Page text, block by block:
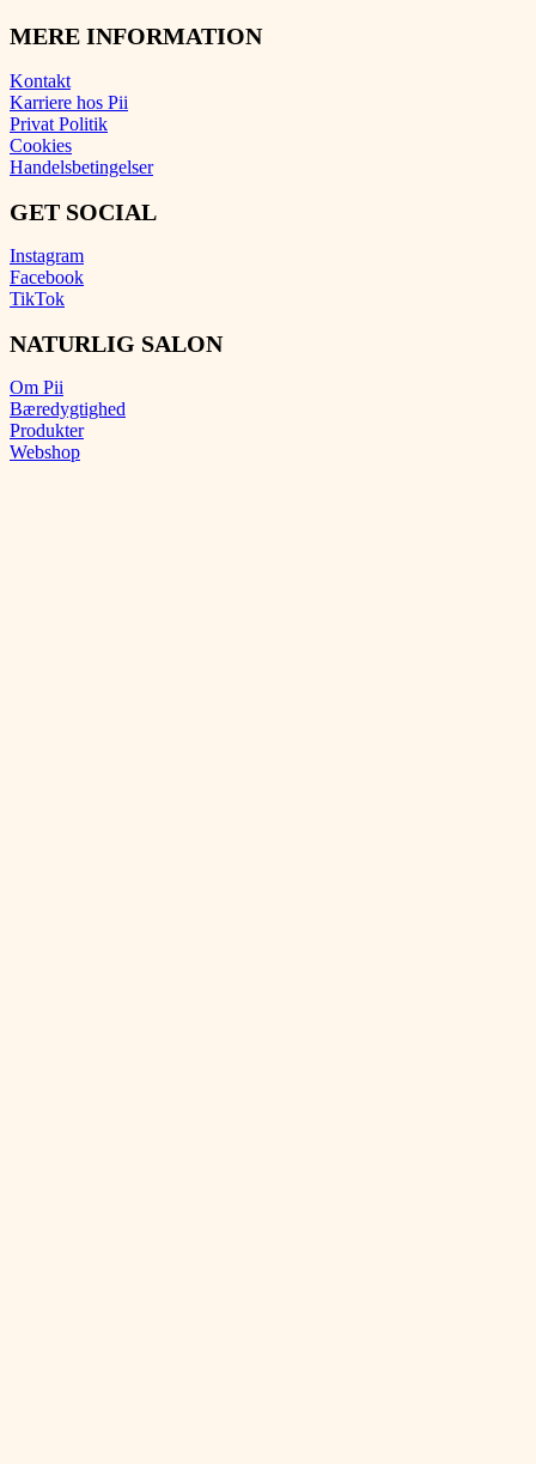
MERE INFORMATION
Kontakt
Karriere hos Pii
Privat Politik
Cookies
Handelsbetingelser
GET SOCIAL
Instagram
Facebook
TikTok
NATURLIG SALON
Om Pii
Bæredygtighed
Produkter
Webshop